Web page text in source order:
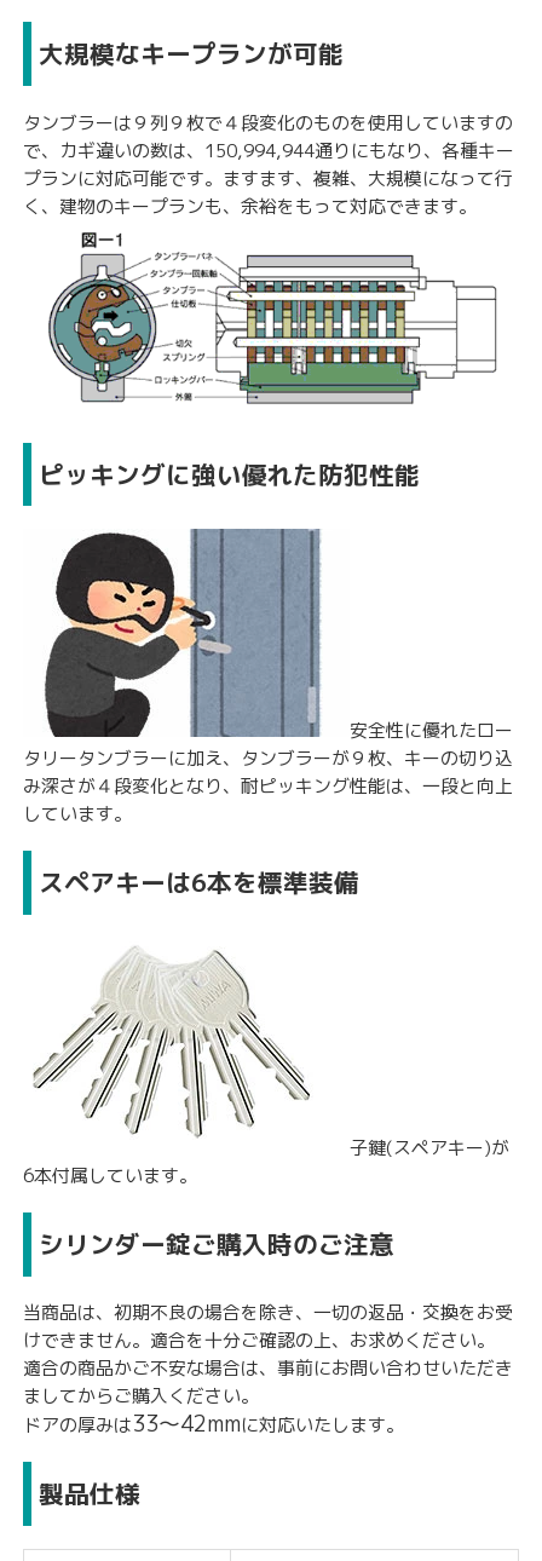
大規模なキープランが可能
タンブラーは９列９枚で４段変化のものを使用していますの
で、カギ違いの数は、150,994,944通りにもなり、各種キー
プランに対応可能です。ますます、複雑、大規模になって行
く、建物のキープランも、余裕をもって対応できます。
ピッキングに強い優れた防犯性能
安全性に優れたロー
タリータンブラーに加え、タンブラーが９枚、キーの切り込
み深さが４段変化となり、耐ピッキング性能は、一段と向上
しています。
スペアキーは6本を標準装備
子鍵(スペアキー)が
6本付属しています。
シリンダー錠ご購入時のご注意
当商品は、初期不良の場合を除き、 一切の返品・交換をお受
けできません。 適合を十分ご確認の上、お求めください。
適合の商品かご不安な場合は、事前にお問い合わせいただき
ましてからご購入ください。
ドアの厚みは33〜42mmに対応いたします。
製品仕様